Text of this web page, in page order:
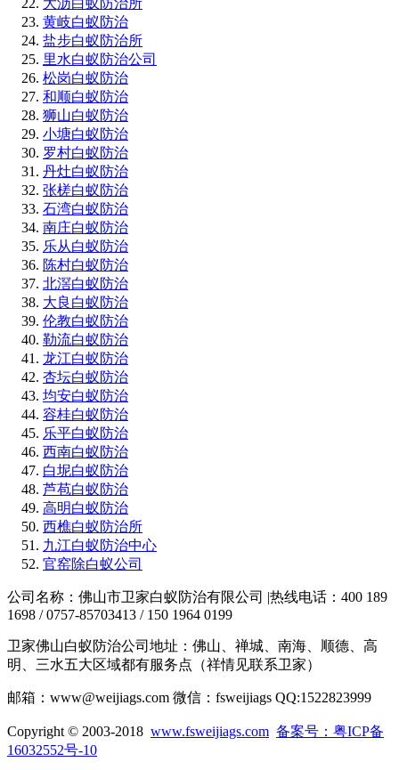
黄岐白蚁防治
盐步白蚁防治所
里水白蚁防治公司
松岗白蚁防治
和顺白蚁防治
狮山白蚁防治
小塘白蚁防治
罗村白蚁防治
丹灶白蚁防治
张槎白蚁防治
石湾白蚁防治
南庄白蚁防治
乐从白蚁防治
陈村白蚁防治
北滘白蚁防治
大良白蚁防治
伦教白蚁防治
勒流白蚁防治
龙江白蚁防治
杏坛白蚁防治
均安白蚁防治
容桂白蚁防治
乐平白蚁防治
西南白蚁防治
白坭白蚁防治
芦苞白蚁防治
高明白蚁防治
西樵白蚁防治所
九江白蚁防治中心
官窑除白蚁公司
公司名称：佛山市卫家白蚁防治有限公司 |热线电话：400 189
1698 / 0757-85703413 / 150 1964 0199
卫家佛山白蚁防治公司地址：佛山、禅城、南海、顺德、高
明、三水五大区域都有服务点（祥情见联系卫家）
邮箱：www@weijiags.com 微信：fsweijiags QQ:1522823999
Copyright © 2003-2018 www.fsweijiags.com 备案号：粤ICP备
16032552号-10